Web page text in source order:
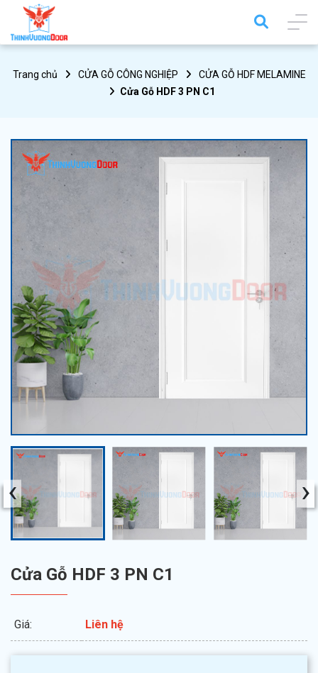
Trang chủ CỬA GỖ CÔNG NGHIỆP
CỬA GỖ HDF MELAMINE
Cửa Gỗ HDF 3 PN C1
‹ ›
Cửa Gỗ HDF 3 PN C1
Giá: Liên hệ